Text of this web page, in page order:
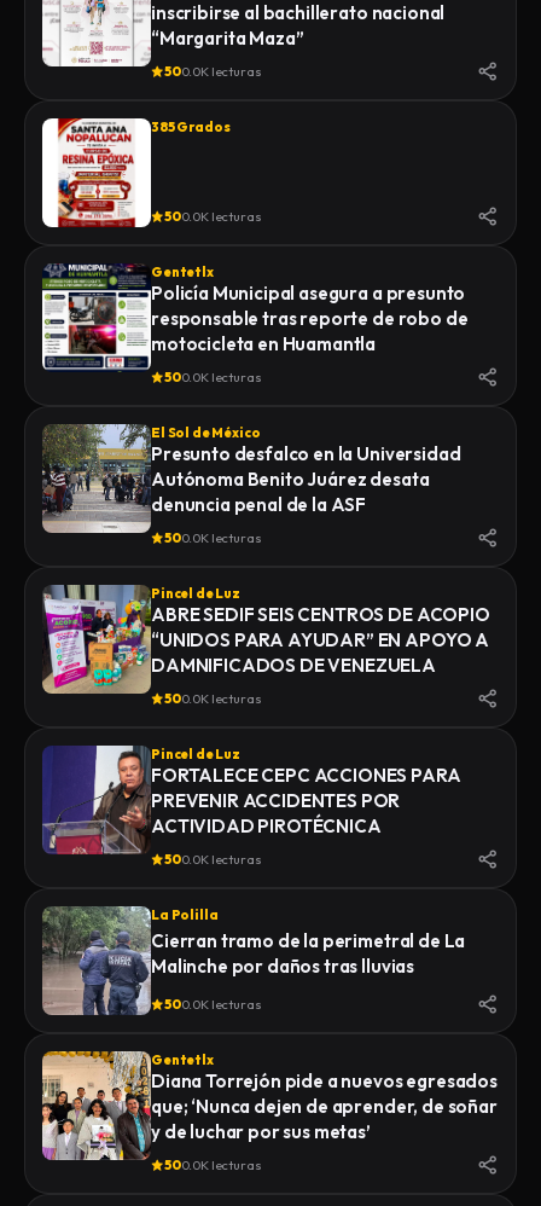
inscribirse al bachillerato nacional
“Margarita Maza”
500.0K lecturas
385 Grados
500.0K lecturas
Gentetlx
Policía Municipal asegura a presunto
responsable tras reporte de robo de
motocicleta en Huamantla
500.0K lecturas
El Sol de México
Presunto desfalco en la Universidad
Autónoma Benito Juárez desata
denuncia penal de la ASF
500.0K lecturas
Pincel de Luz
ABRE SEDIF SEIS CENTROS DE ACOPIO
“UNIDOS PARA AYUDAR” EN APOYO A
DAMNIFICADOS DE VENEZUELA
500.0K lecturas
Pincel de Luz
FORTALECE CEPC ACCIONES PARA
PREVENIR ACCIDENTES POR
ACTIVIDAD PIROTÉCNICA
500.0K lecturas
La Polilla
Cierran tramo de la perimetral de La
Malinche por daños tras lluvias
500.0K lecturas
Gentetlx
Diana Torrejón pide a nuevos egresados
que; ‘Nunca dejen de aprender, de soñar
y de luchar por sus metas’
500.0K lecturas